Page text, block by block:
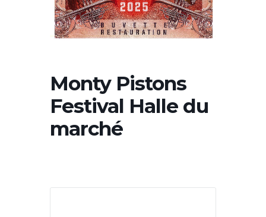
Monty Pistons
Festival Halle du
marché